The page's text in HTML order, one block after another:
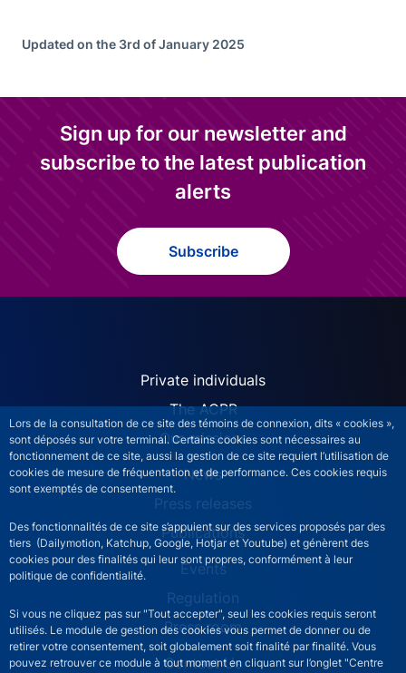
Lors de la consultation de ce site des témoins de connexion, dits « cookies »,
sont déposés sur votre terminal. Certains cookies sont nécessaires au
fonctionnement de ce site, aussi la gestion de ce site requiert l’utilisation de
cookies de mesure de fréquentation et de performance. Ces cookies requis
sont exemptés de consentement.
Des fonctionnalités de ce site s’appuient sur des services proposés par des
tiers (Dailymotion, Katchup, Google, Hotjar et Youtube) et génèrent des
cookies pour des finalités qui leur sont propres, conformément à leur
politique de confidentialité.
Si vous ne cliquez pas sur "Tout accepter", seul les cookies requis seront
utilisés. Le module de gestion des cookies vous permet de donner ou de
retirer votre consentement, soit globalement soit finalité par finalité. Vous
pouvez retrouver ce module à tout moment en cliquant sur l’onglet "Centre
Updated on the 3rd of January 2025
Sign up for our newsletter and
subscribe to the latest publication
alerts
Subscribe
ACPR site navigation
Private individuals
The ACPR
Our missions
News
Press releases
Publications
Events
Regulation
Press room
Contact Us